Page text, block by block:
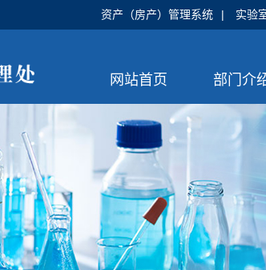
资产（房产）管理系统 | 实验
网站首页 部门介